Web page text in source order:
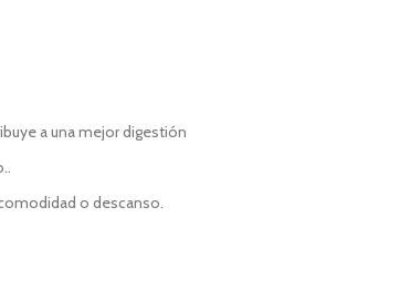
a una mejor digestión
o descanso.